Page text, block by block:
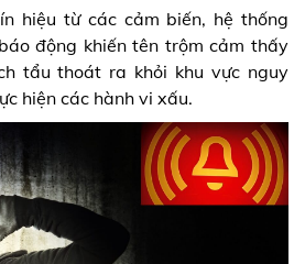
hiệu từ các cảm biến, hệ thống
động khiến tên trộm cảm thấy
tẩu thoát ra khỏi khu vực nguy
hiện các hành vi xấu.